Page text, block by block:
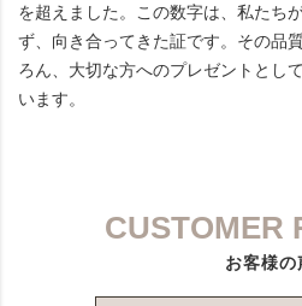
を超えました。この数字は、私たち
ず、向き合ってきた証です。その品
ろん、大切な方へのプレゼントとし
います。
CUSTOMER
お客様の